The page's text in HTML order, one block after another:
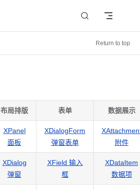
Return to top
布局排版 表单 数据展示
XPanel
面板
XDialogForm
弹窗表单
附件
XDialog
弹窗
XField 输入
框
XDataItem
数据项